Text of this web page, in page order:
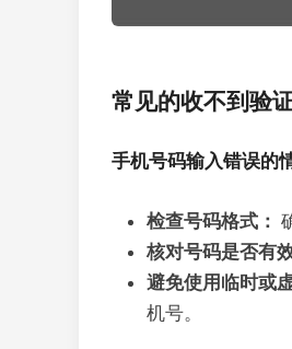
常见的收不到验
手机号码输入错误的
检查号码格式：
核对号码是否有
避免使用临时或
机号。